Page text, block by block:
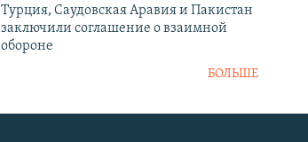
Турция, Саудовская Аравия и Пакистан
заключили соглашение о взаимной
обороне
БОЛЬШЕ